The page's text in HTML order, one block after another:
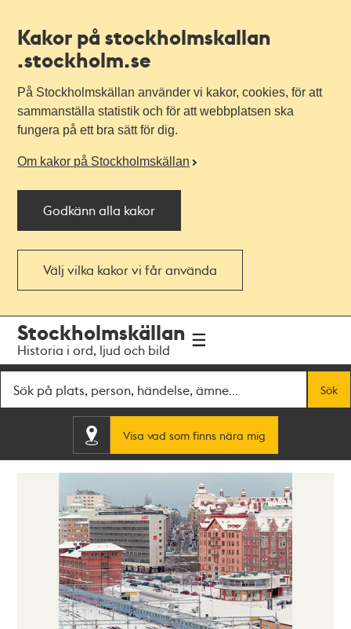
Kakor på stockholmskallan
.stockholm.se
På Stockholmskällan använder vi kakor, cookies, för att
sammanställa statistik och för att webbplatsen ska
fungera på ett bra sätt för dig.
Om kakor på Stockholmskällan
Godkänn alla kakor
Välj vilka kakor vi får använda
navigationen
huvudinnehållet
Stockholmskällan
Historia i ord, ljud och bild
Sök
Visa vad som finns nära mig